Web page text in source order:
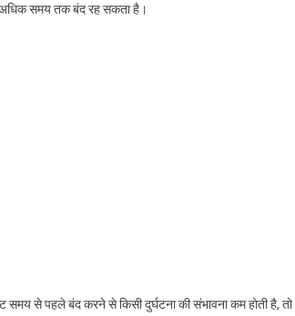
अधिक समय तक बंद रह सकता है।
समय से पहले बंद करने से किसी दुर्घटना की संभावना कम होती है, तो